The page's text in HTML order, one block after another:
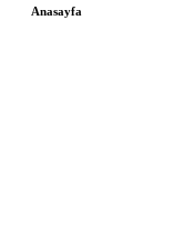
Anasayfa